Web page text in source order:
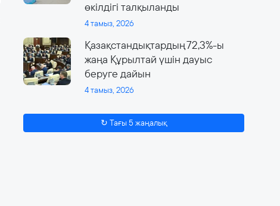
өкілдігі талқыланды
4 тамыз, 2026
Қазақстандықтардың 72,3%-ы
жаңа Құрылтай үшін дауыс
беруге дайын
4 тамыз, 2026
↻ Тағы 5 жаңалық